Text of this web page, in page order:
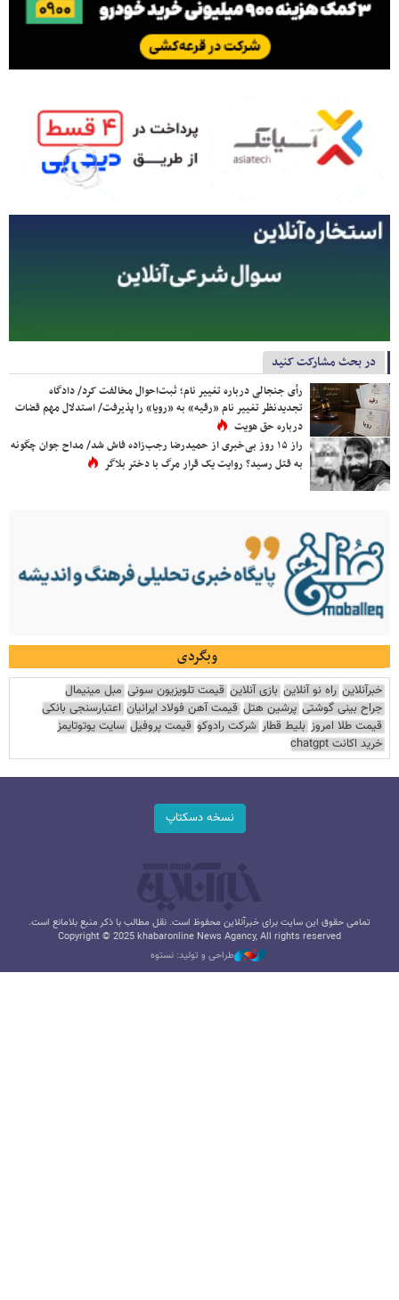
در بحث مشارکت کنید
رأی جنجالی درباره تغییر نام؛ ثبت‌احوال مخالفت کرد/ دادگاه
تجدیدنظر تغییر نام «رقیه» به «رویا» را پذیرفت/ استدلال مهم قضات
درباره حق هویت
راز ۱۵ روز بی‌خبری از حمیدرضا رجب‌زاده فاش شد/ مداح جوان چگونه
به قتل رسید؟ روایت یک قرار مرگ با دختر بلاگر
وبگردی
خبرآنلاین راه نو آنلاین بازی آنلاین قیمت تلویزیون سونی مبل مینیمال
جراح بینی گوشتی پرشین هتل قیمت آهن فولاد ایرانیان اعتبارسنجی بانکی
قیمت طلا امروز بلیط قطار شرکت رادوکو قیمت پروفیل سایت یوتوتایمز
خرید اکانت chatgpt
نسخه دسکتاپ
تمامی حقوق این سایت برای خبرآنلاین محفوظ است. نقل مطالب با ذکر منبع بلامانع است.
Copyright © 2025 khabaronline News Agancy, All rights reserved
طراحی و تولید: نستوه